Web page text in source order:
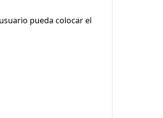
pueda colocar el